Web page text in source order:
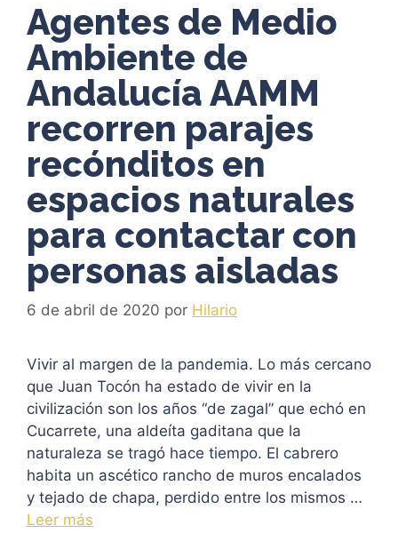
Agentes de Medio
Ambiente de
Andalucía AAMM
recorren parajes
recónditos en
espacios naturales
para contactar con
personas aisladas
6 de abril de 2020 por Hilario
Vivir al margen de la pandemia. Lo más cercano
que Juan Tocón ha estado de vivir en la
civilización son los años “de zagal” que echó en
Cucarrete, una aldeíta gaditana que la
naturaleza se tragó hace tiempo. El cabrero
habita un ascético rancho de muros encalados
y tejado de chapa, perdido entre los mismos …
Leer más